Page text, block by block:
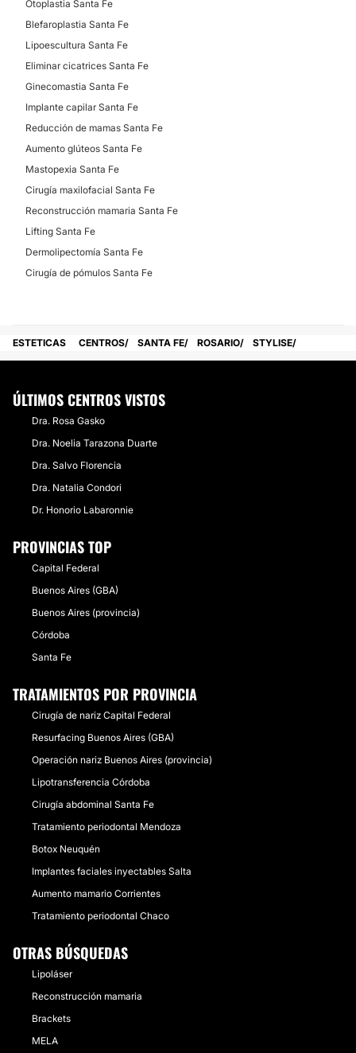
Otoplastia Santa Fe
Blefaroplastia Santa Fe
Lipoescultura Santa Fe
Eliminar cicatrices Santa Fe
Ginecomastia Santa Fe
Implante capilar Santa Fe
Reducción de mamas Santa Fe
Aumento glúteos Santa Fe
Mastopexia Santa Fe
Cirugía maxilofacial Santa Fe
Reconstrucción mamaria Santa Fe
Lifting Santa Fe
Dermolipectomía Santa Fe
Cirugía de pómulos Santa Fe
ESTETICAS CENTROS SANTA FE ROSARIO STYLISE
ÚLTIMOS CENTROS VISTOS
Dra. Rosa Gasko
Dra. Noelia Tarazona Duarte
Dra. Salvo Florencia
Dra. Natalia Condori
Dr. Honorio Labaronnie
PROVINCIAS TOP
Capital Federal
Buenos Aires (GBA)
Buenos Aires (provincia)
Córdoba
Santa Fe
TRATAMIENTOS POR PROVINCIA
Cirugía de nariz Capital Federal
Resurfacing Buenos Aires (GBA)
Operación nariz Buenos Aires (provincia)
Lipotransferencia Córdoba
Cirugía abdominal Santa Fe
Tratamiento periodontal Mendoza
Botox Neuquén
Implantes faciales inyectables Salta
Aumento mamario Corrientes
Tratamiento periodontal Chaco
OTRAS BÚSQUEDAS
Lipoláser
Reconstrucción mamaria
Brackets
MELA